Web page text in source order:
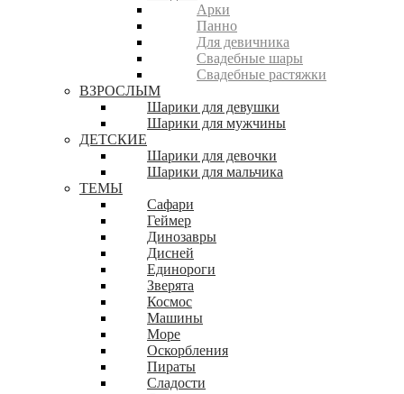
Арки
Панно
Для девичника
Свадебные шары
Свадебные растяжки
ВЗРОСЛЫМ
Шарики для девушки
Шарики для мужчины
ДЕТСКИЕ
Шарики для девочки
Шарики для мальчика
ТЕМЫ
Сафари
Геймер
Динозавры
Дисней
Единороги
Зверята
Космос
Машины
Море
Оскорбления
Пираты
Сладости